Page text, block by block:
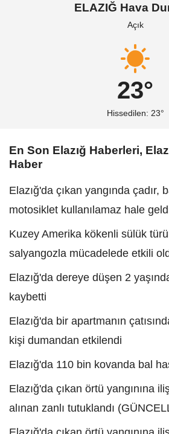
ELAZIĞ Hava
Açık
23°
Hissedilen: 23°
En Son Elazığ Haberleri,
Haber
Elazığ'da çıkan yangında çadır,
motosiklet kullanılamaz hale
Kuzey Amerika kökenli sülük
salyangozla mücadelede etkili
Elazığ'da dereye düşen 2
kaybetti
Elazığ'da bir apartmanın
kişi dumandan etkilendi
Elazığ'da 110 bin kovanda bal
Elazığ'da çıkan örtü yangınına
alınan zanlı tutuklandı